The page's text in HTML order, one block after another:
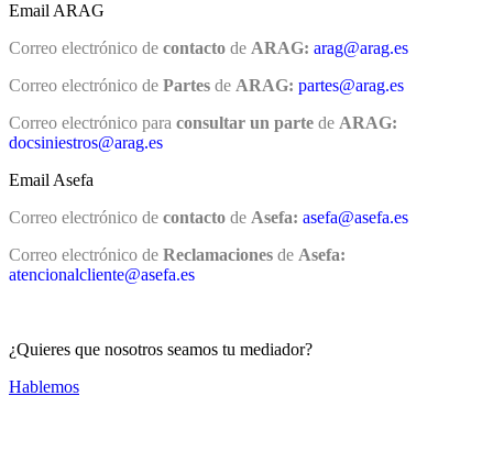
Email ARAG
Correo electrónico de contacto de ARAG: arag@arag.es
Correo electrónico de Partes de ARAG: partes@arag.es
Correo electrónico para consultar un parte de ARAG:
docsiniestros@arag.es
Email Asefa
Correo electrónico de contacto de Asefa: asefa@asefa.es
Correo electrónico de Reclamaciones de Asefa:
atencionalcliente@asefa.es
¿Quieres que nosotros seamos tu mediador?
Hablemos